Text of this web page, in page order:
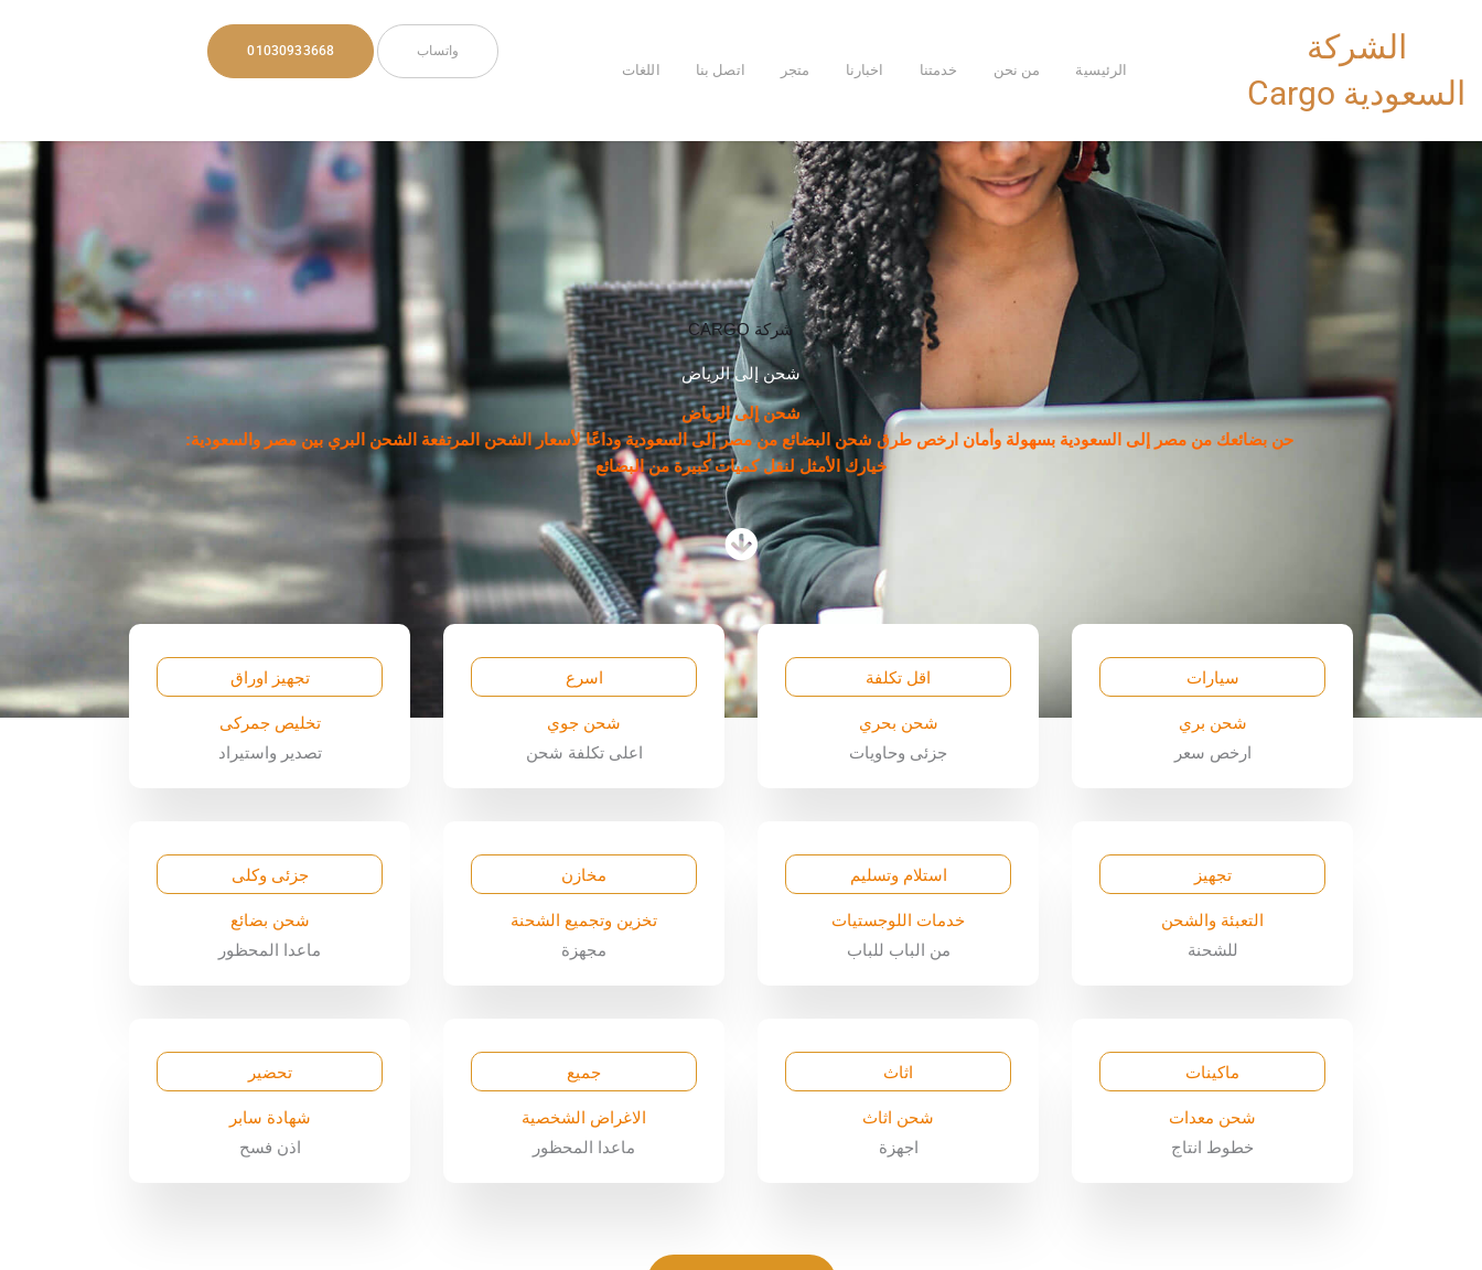
الشركة
السعودية Cargo
الرئيسية من نحن خدمتنا اخبارنا متجر اتصل بنا اللغات
واتساب 01030933668
شركة CARGO
شحن إلى الرياض
شحن إلى الرياض
حن بضائعك من مصر إلى السعودية بسهولة وأمان ارخص طرق شحن البضائع من مصر إلى السعودية وداعًا لأسعار الشحن المرتفعة الشحن البري بين مصر والسعودية:
خيارك الأمثل لنقل كميات كبيرة من البضائع
سيارات
شحن بري
ارخص سعر
اقل تكلفة
شحن بحري
جزئى وحاويات
اسرع
شحن جوي
اعلى تكلفة شحن
تجهيز اوراق
تخليص جمركى
تصدير واستيراد
تجهيز
التعبئة والشحن
للشحنة
استلام وتسليم
خدمات اللوجستيات
من الباب للباب
مخازن
تخزين وتجميع الشحنة
مجهزة
جزئى وكلى
شحن بضائع
ماعدا المحظور
ماكينات
شحن معدات
خطوط انتاج
اثاث
شحن اثاث
اجهزة
جميع
الاغراض الشخصية
ماعدا المحظور
تحضير
شهادة سابر
اذن فسح